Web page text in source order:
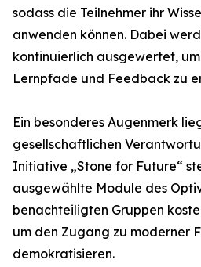
sodass die Teilnehmer ihr
anwenden können. Dabei
kontinuierlich ausgewertet,
Lernpfade und Feedback zu
Ein besonderes Augenmerk
gesellschaftlichen
Initiative „Stone for Future“
ausgewählte Module des
benachteiligten Gruppen
um den Zugang zu moderner
demokratisieren.